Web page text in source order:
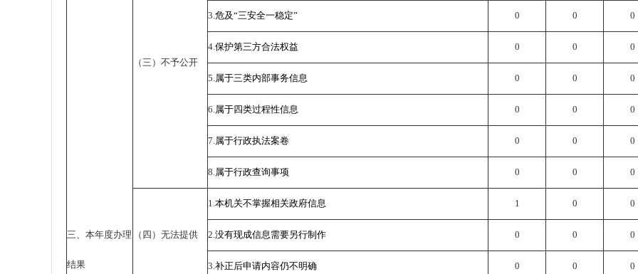
三、本年度办理
结果
（三）不予公开
3.危及“三安全一稳定” 0 0 0
4.保护第三方合法权益 0 0 0
5.属于三类内部事务信息 0 0 0
6.属于四类过程性信息 0 0 0
7.属于行政执法案卷 0 0 0
8.属于行政查询事项 0 0 0
（四）无法提供
1.本机关不掌握相关政府信息 1 0 0
2.没有现成信息需要另行制作 0 0 0
3.补正后申请内容仍不明确 0 0 0